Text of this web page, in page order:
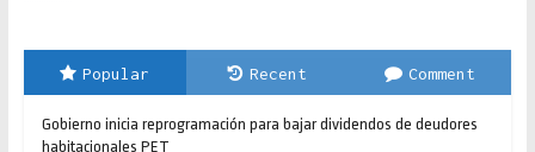
Popular Recent Comment
Gobierno inicia reprogramación para bajar dividendos de deudores
habitacionales PET